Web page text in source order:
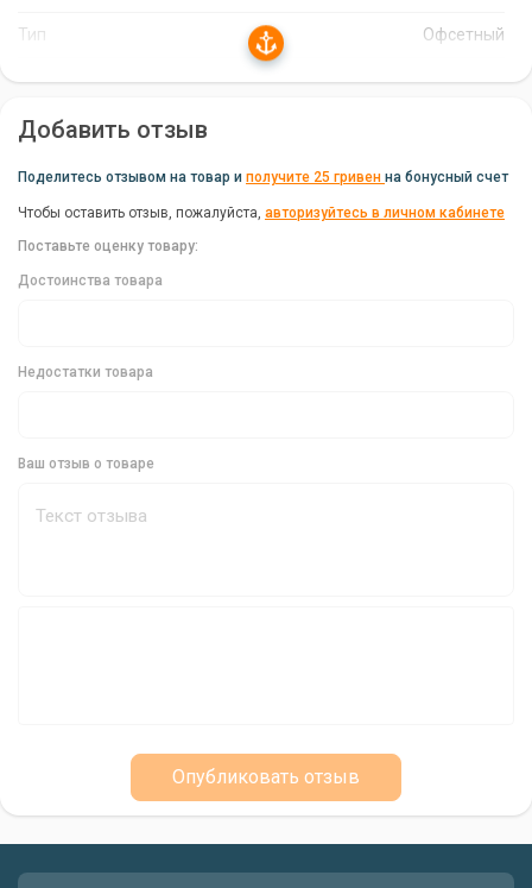
Характеристики Офсетного Крючка Mikado
Страна производитель:
Тип:Офсетный
Цвет:Черный
Количество в упаковке:
№ 4,6,8 - 5 шт
Mikado Sensual Offset Big Eye: Ваш Надежный
Тип Офсетный
Тип крючка Оффсетный
Добавить отзыв
Поделитесь отзывом на товар и получите 25 гривен на бонусный счет
Чтобы оставить отзыв, пожалуйста, авторизуйтесь в личном кабинете
Поставьте оценку товару:
Достоинства товара
Недостатки товара
Ваш отзыв о товаре
Опубликовать отзыв